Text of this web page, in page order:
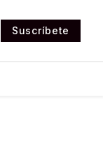
Suscríbete